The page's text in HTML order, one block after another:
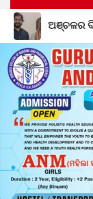
ଭର୍ତ୍ତୃହରି